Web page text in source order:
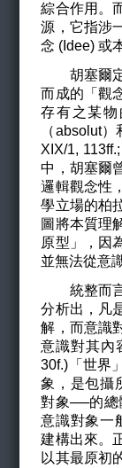
綜合作用。
源，它指涉
念 (Idee) 或
胡塞爾定
而成的「觀
存有之某
（absolut
XIX/1,
中，胡塞爾
邏輯觀念性
學立場的柏
圖將本質理
原型」，因
並無法從意
統整而
分析出，凡
解，而意識
意識對其內
30f.)「世界
象，是包攝
對象──的總
意識對象一
建構出來。
以其最原初